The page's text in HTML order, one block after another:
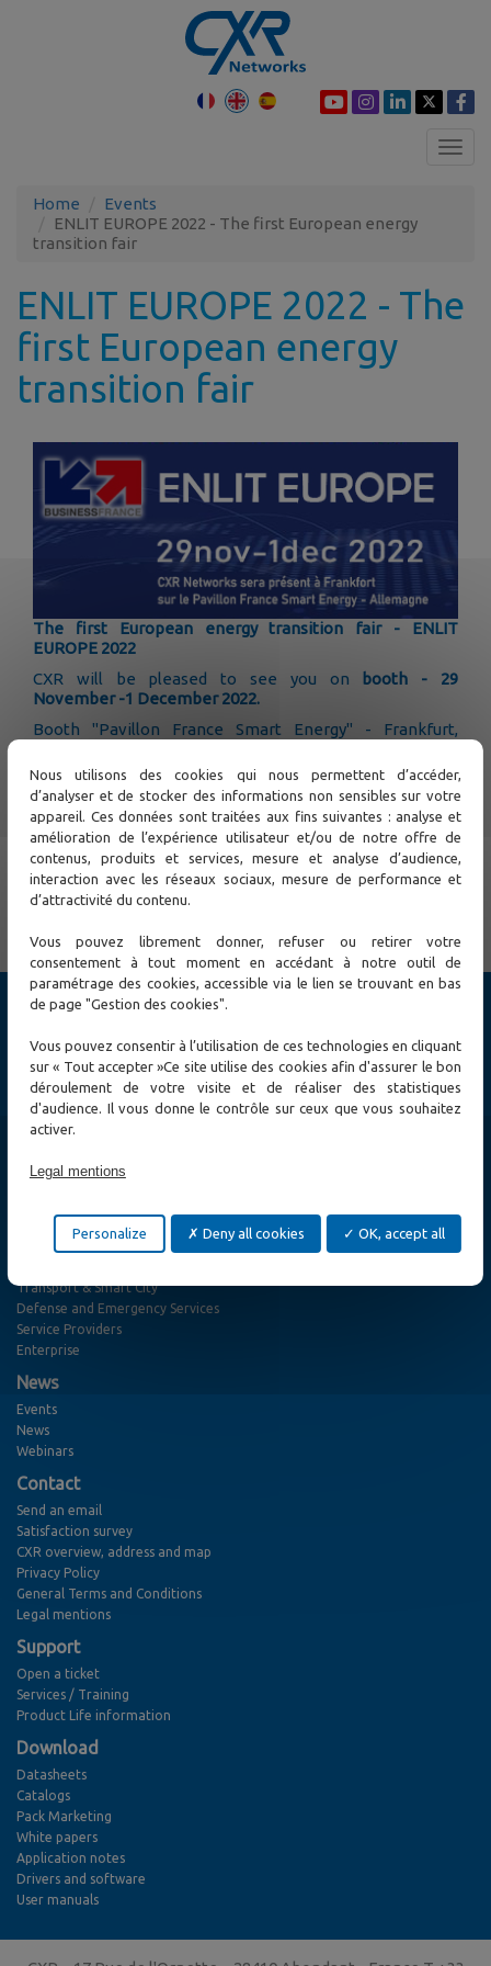
Home
Events
ENLIT EUROPE 2022 - The first European energy
transition fair
ENLIT EUROPE 2022 - The
first European energy
transition fair
The first European energy transition fair - ENLIT
EUROPE 2022
CXR will be pleased to see you on
booth - 29
November -1 December 2022.
Booth "Pavillon France Smart Energy" - Frankfurt,
Workstation 12.1.A31-F
Hall 12.1
← Previous
Products
Cybersecurity
Ethernet Switch
Ethernet Access and Extender
MPLS-TP and SONET / SDH, TDM E1/T1/PDH Networks
Fiber Optic Access
Test and measurement
Solutions
Cybersecurity
Transport & Smart City
Defense and Emergency Services
Service Providers
Enterprise
News
Events
News
Webinars
Contact
Send an email
Satisfaction survey
CXR overview, address and map
Privacy Policy
General Terms and Conditions
Legal mentions
Support
Open a ticket
Services / Training
Product Life information
Download
Datasheets
Catalogs
Pack Marketing
White papers
Application notes
Drivers and software
User manuals
Nous utilisons des cookies qui nous permettent d’accéder,
d’analyser et de stocker des informations non sensibles sur votre
appareil. Ces données sont traitées aux fins suivantes : analyse et
amélioration de l’expérience utilisateur et/ou de notre offre de
contenus, produits et services, mesure et analyse d’audience,
interaction avec les réseaux sociaux, mesure de performance et
d’attractivité du contenu.
Vous pouvez librement donner, refuser ou retirer votre
consentement à tout moment en accédant à notre outil de
paramétrage des cookies, accessible via le lien se trouvant en bas
de page "Gestion des cookies".
Vous pouvez consentir à l’utilisation de ces technologies en cliquant
sur « Tout accepter »Ce site utilise des cookies afin d'assurer le bon
déroulement de votre visite et de réaliser des statistiques
d'audience. Il vous donne le contrôle sur ceux que vous souhaitez
activer.
Legal mentions
OK, accept all
Deny all cookies
Personalize